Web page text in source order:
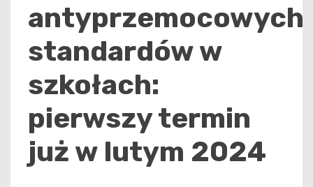
antyprzemocowych
standardów w
szkołach:
pierwszy termin
już w lutym 2024